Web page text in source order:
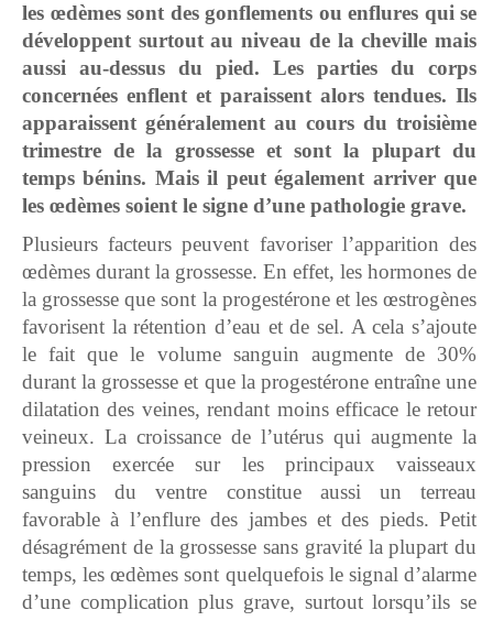
les œdèmes sont des gonflements ou enflures qui se
développent surtout au niveau de la cheville mais
aussi au-dessus du pied. Les parties du corps
concernées enflent et paraissent alors tendues. Ils
apparaissent généralement au cours du troisième
trimestre de la grossesse et sont la plupart du
temps bénins. Mais il peut également arriver que
les œdèmes soient le signe d’une pathologie grave.
Plusieurs facteurs peuvent favoriser l’apparition des
œdèmes durant la grossesse. En effet, les hormones de
la grossesse que sont la progestérone et les œstrogènes
favorisent la rétention d’eau et de sel. A cela s’ajoute
le fait que le volume sanguin augmente de 30%
durant la grossesse et que la progestérone entraîne une
dilatation des veines, rendant moins efficace le retour
veineux. La croissance de l’utérus qui augmente la
pression exercée sur les principaux vaisseaux
sanguins du ventre constitue aussi un terreau
favorable à l’enflure des jambes et des pieds. Petit
désagrément de la grossesse sans gravité la plupart du
temps, les œdèmes sont quelquefois le signal d’alarme
d’une complication plus grave, surtout lorsqu’ils se